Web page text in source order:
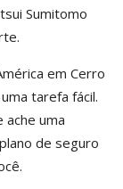
Sumitomo
em Cerro
tarefa fácil.
ache uma
de seguro